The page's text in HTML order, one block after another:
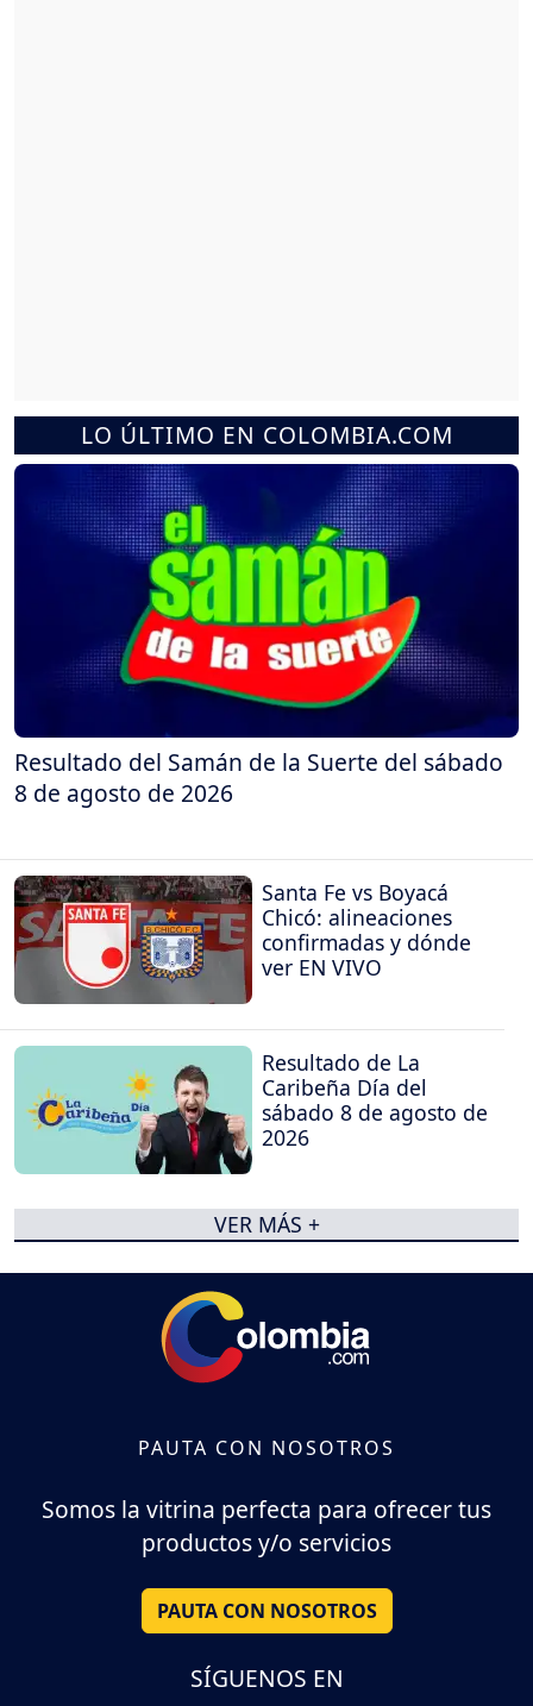
LO ÚLTIMO EN COLOMBIA.COM
Resultado del Samán de la Suerte del sábado
8 de agosto de 2026
Santa Fe vs Boyacá
Chicó: alineaciones
confirmadas y dónde
ver EN VIVO
Resultado de La
Caribeña Día del
sábado 8 de agosto de
2026
VER MÁS +
PAUTA CON NOSOTROS
Somos la vitrina perfecta para ofrecer tus
productos y/o servicios
PAUTA CON NOSOTROS
SÍGUENOS EN